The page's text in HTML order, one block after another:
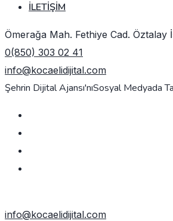
İLETIŞIM
Ömerağa Mah. Fethiye Cad. Öztalay
0(850) 303 02 41
info@kocaelidijital.com
Şehrin Dijital Ajansı'nıSosyal Medyada
info@kocaelidijital.com